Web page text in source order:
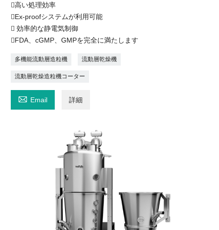
高い処理効率
Ex-proofシステムが利用可能
 効率的な静電気制御
FDA、cGMP、GMPを完全に満たします
多機能流動層造粒機 流動層乾燥機
流動層乾燥造粒機コーター
 Email 詳細